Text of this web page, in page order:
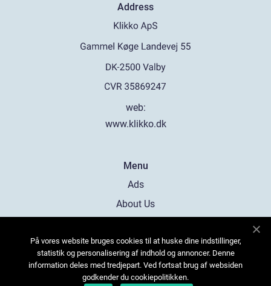
Address
web:
www.klikko.dk
Menu
Ads
About Us
Contact
Sitemap
På vores website bruges cookies til at huske dine indstillinger,
statistik og personalisering af indhold og annoncer. Denne
information deles med tredjepart. Ved fortsat brug af websiden
godkender du cookiepolitikken.